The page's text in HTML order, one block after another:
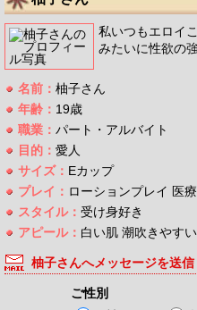
私いつもエロイ
みたいに性欲の
名前： 柚子さん
年齢： 19歳
職業： パート・アルバイト
目的： 愛人
サイズ： Eカップ
プレイ： ローションプレイ 医
スタイル： 受け身好き
アピール： 白い肌 潮吹きやす
柚子さんへメッセージを送信